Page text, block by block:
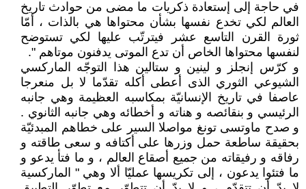
في حاجة إلى إستعادة ذكريات ما مضى من حوادث تاريخ
العالم لكي تخدع نفسها بشأن محتواها هي بالذات ، أمّا
ثورة القرن التاسع عشر فيترتّب عليها لكي تستوضح
لنفسها محتواها الخاص أن تدع الموتى يدفنون موتاهم ".
و كرّس إنجلز و لينين و ستالين هذا التوجّه الماركسي
الشيوعي الثوري الذى أعطى أكله تقدّما لا بل منعرجا
عاصفا في تاريخ الإنسانيّة بمكاسبه العظيمة وهي جانبه
الرئيسي و بنقائصه و هناته و أخطائه وهي جانبه الثانوي .
و صدح ماوتسى تونغ مواصلا السير على خطاهم المبدئيّة
بحقيقة ساطعة حمل وزرها على أكتافه و سعى طاقته و
رفاقه و رفيقاته من جميع أصقاع العالم ، و ما فتأ يدعو و
ما فتئوا يدعون ، إلى تكريسها عمليّا ألا وهي " الماركسية